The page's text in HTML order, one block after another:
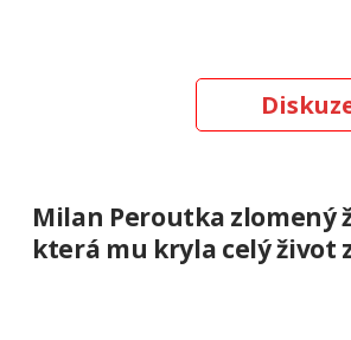
Milan Peroutka zlomený
která mu kryla celý život